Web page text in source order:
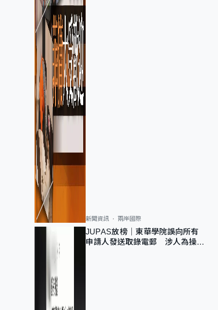
新聞資訊 兩岸國際
JUPAS放榜｜東華學院誤向所有
申請人發送取錄電郵 涉人為操作